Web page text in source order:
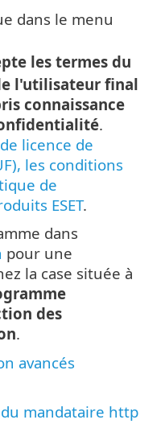
dans le menu
les termes du
l'utilisateur final
connaissance
.
licence de
les conditions
de
ESET.
dans
pour une
la case située à
des
.
avancés
mandataire http